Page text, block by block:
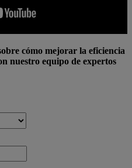
cómo mejorar la eficiencia
nuestro equipo de expertos